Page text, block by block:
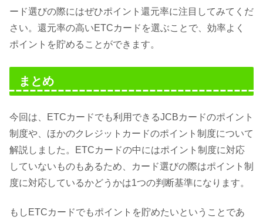
ード選びの際にはぜひポイント還元率に注目してみてくだ
さい。還元率の高いETCカードを選ぶことで、効率よく
ポイントを貯めることができます。
まとめ
今回は、ETCカードでも利用できるJCBカードのポイント
制度や、ほかのクレジットカードのポイント制度について
解説しました。ETCカードの中にはポイント制度に対応
していないものもあるため、カード選びの際はポイント制
度に対応しているかどうかは1つの判断基準になります。
もしETCカードでもポイントを貯めたいということであ